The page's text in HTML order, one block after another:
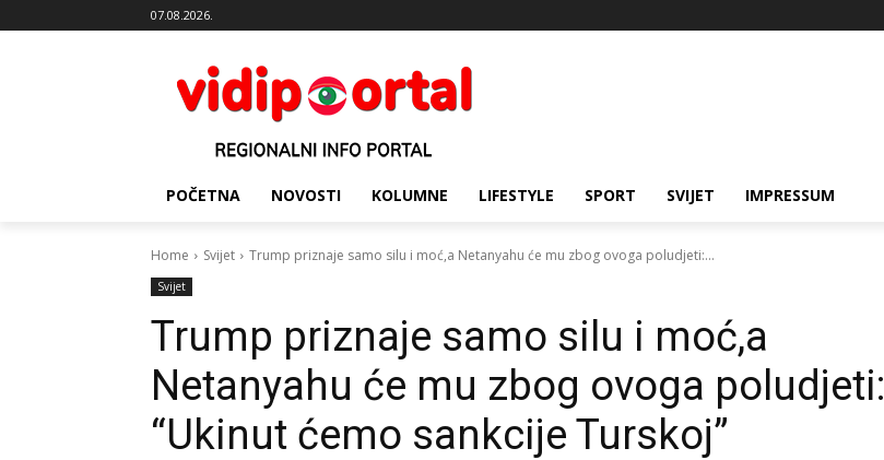
07.08.2026.
POČETNA NOVOSTI KOLUMNE LIFESTYLE SPORT SVIJET IMPRESSUM
Home Svijet Trump priznaje samo silu i moć,a Netanyahu će mu zbog ovoga poludjeti:...
Svijet
Trump priznaje samo silu i moć,a
Netanyahu će mu zbog ovoga poludjeti:
“Ukinut ćemo sankcije Turskoj”